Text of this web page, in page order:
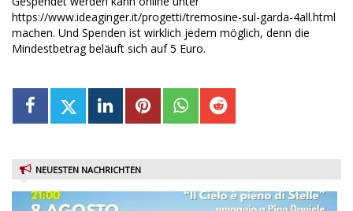
https://www.ideaginger.it/progetti/tremosine-sul-garda-4all.html
machen. Und Spenden ist wirklich jedem möglich, denn die
Mindestbetrag beläuft sich auf 5 Euro.
NEUESTEN NACHRICHTEN